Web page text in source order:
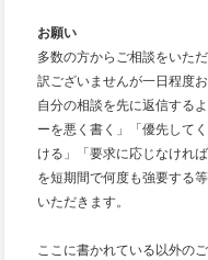
お願い
多数の方からご相談をいた
訳ございませんが一日程度お
自分の相談を先に返信する
ーを悪く書く」「優先して
ける」「要求に応じなけれ
を短期間で何度も強要する
いただきます。
ここに書かれている以外の